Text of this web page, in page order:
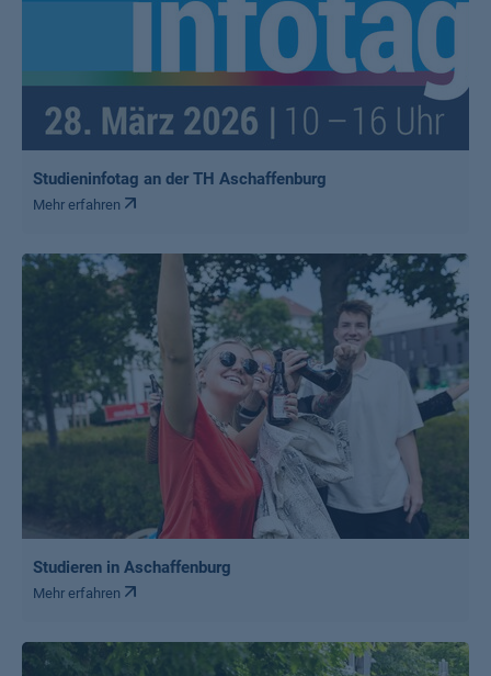
Studieninfotag an der TH Aschaffenburg
Mehr erfahren
Studieren in Aschaffenburg
Mehr erfahren